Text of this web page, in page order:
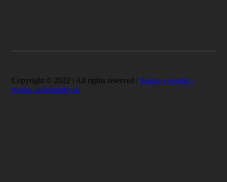
Copyright © 2022 | All rights reserved | Eshop vytvorili –
tvorba-webstranky.sk